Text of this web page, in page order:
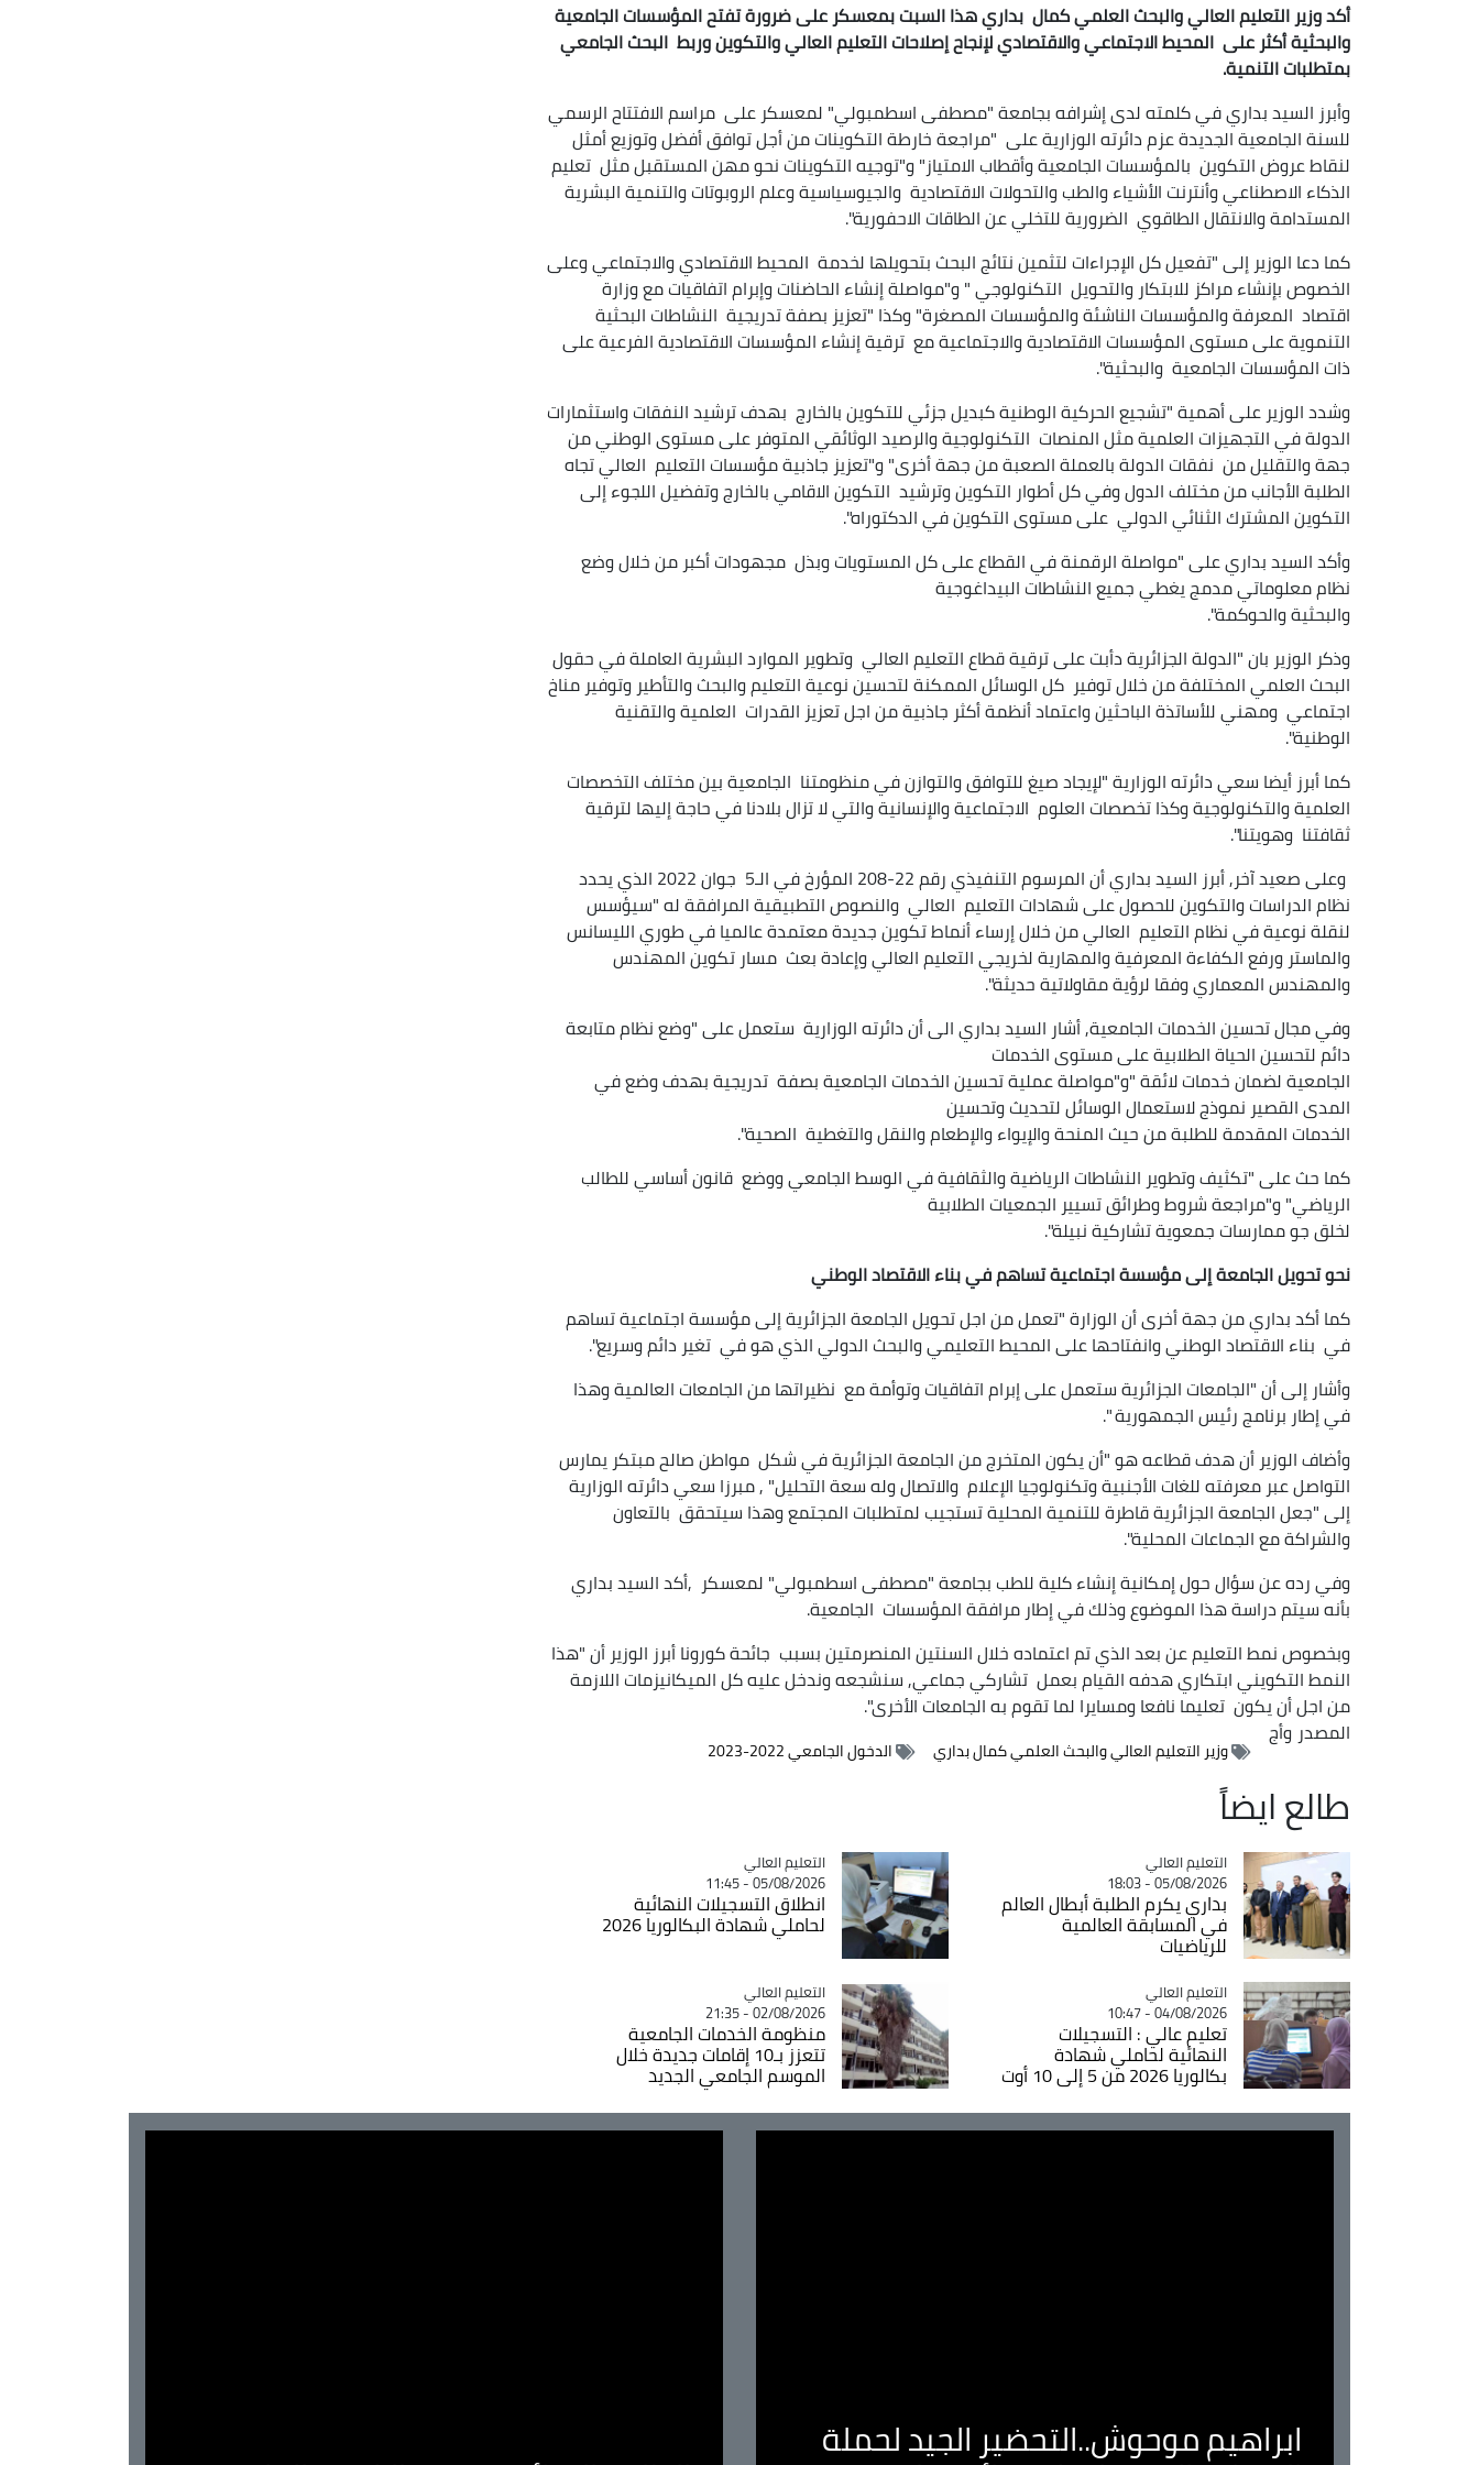
أكد وزير التعليم العالي والبحث العلمي كمال بداري هذا السبت بمعسكر على ضرورة تفتح المؤسسات الجامعية
والبحثية أكثر على المحيط الاجتماعي والاقتصادي لإنجاح إصلاحات التعليم العالي والتكوين وربط البحث الجامعي
بمتطلبات التنمية.
وأبرز السيد بداري في كلمته لدى إشرافه بجامعة "مصطفى اسطمبولي" لمعسكر على مراسم الافتتاح الرسمي
للسنة الجامعية الجديدة عزم دائرته الوزارية على "مراجعة خارطة التكوينات من أجل توافق أفضل وتوزيع أمثل
لنقاط عروض التكوين بالمؤسسات الجامعية وأقطاب الامتياز" و"توجيه التكوينات نحو مهن المستقبل مثل تعليم
الذكاء الاصطناعي وأنترنت الأشياء والطب والتحولات الاقتصادية والجيوسياسية وعلم الروبوتات والتنمية البشرية
المستدامة والانتقال الطاقوي الضرورية للتخلي عن الطاقات الاحفورية".
كما دعا الوزير إلى "تفعيل كل الإجراءات لتثمين نتائج البحث بتحويلها لخدمة المحيط الاقتصادي والاجتماعي وعلى
الخصوص بإنشاء مراكز للابتكار والتحويل التكنولوجي " و"مواصلة إنشاء الحاضنات وإبرام اتفاقيات مع وزارة
اقتصاد المعرفة والمؤسسات الناشئة والمؤسسات المصغرة" وكذا "تعزيز بصفة تدريجية النشاطات البحثية
التنموية على مستوى المؤسسات الاقتصادية والاجتماعية مع ترقية إنشاء المؤسسات الاقتصادية الفرعية على
ذات المؤسسات الجامعية والبحثية".
وشدد الوزير على أهمية "تشجيع الحركية الوطنية كبديل جزئي للتكوين بالخارج بهدف ترشيد النفقات واستثمارات
الدولة في التجهيزات العلمية مثل المنصات التكنولوجية والرصيد الوثائقي المتوفر على مستوى الوطني من
جهة والتقليل من نفقات الدولة بالعملة الصعبة من جهة أخرى" و"تعزيز جاذبية مؤسسات التعليم العالي تجاه
الطلبة الأجانب من مختلف الدول وفي كل أطوار التكوين وترشيد التكوين الاقامي بالخارج وتفضيل اللجوء إلى
التكوين المشترك الثنائي الدولي على مستوى التكوين في الدكتوراه".
وأكد السيد بداري على "مواصلة الرقمنة في القطاع على كل المستويات وبذل مجهودات أكبر من خلال وضع
نظام معلوماتي مدمج يغطي جميع النشاطات البيداغوجية
والبحثية والحوكمة".
وذكر الوزير بان "الدولة الجزائرية دأبت على ترقية قطاع التعليم العالي وتطوير الموارد البشرية العاملة في حقول
البحث العلمي المختلفة من خلال توفير كل الوسائل الممكنة لتحسين نوعية التعليم والبحث والتأطير وتوفير مناخ
اجتماعي ومهني للأساتذة الباحثين واعتماد أنظمة أكثر جاذبية من اجل تعزيز القدرات العلمية والتقنية
الوطنية".
كما أبرز أيضا سعي دائرته الوزارية "لإيجاد صيغ للتوافق والتوازن في منظومتنا الجامعية بين مختلف التخصصات
العلمية والتكنولوجية وكذا تخصصات العلوم الاجتماعية والإنسانية والتي لا تزال بلادنا في حاجة إليها لترقية
ثقافتنا وهويتنا".
وعلى صعيد آخر, أبرز السيد بداري أن المرسوم التنفيذي رقم 22-208 المؤرخ في الـ5 جوان 2022 الذي يحدد
نظام الدراسات والتكوين للحصول على شهادات التعليم العالي والنصوص التطبيقية المرافقة له "سيؤسس
لنقلة نوعية في نظام التعليم العالي من خلال إرساء أنماط تكوين جديدة معتمدة عالميا في طوري الليسانس
والماستر ورفع الكفاءة المعرفية والمهارية لخريجي التعليم العالي وإعادة بعث مسار تكوين المهندس
والمهندس المعماري وفقا لرؤية مقاولاتية حديثة".
وفي مجال تحسين الخدمات الجامعية, أشار السيد بداري الى أن دائرته الوزارية ستعمل على "وضع نظام متابعة
دائم لتحسين الحياة الطلابية على مستوى الخدمات
الجامعية لضمان خدمات لائقة "و"مواصلة عملية تحسين الخدمات الجامعية بصفة تدريجية بهدف وضع في
المدى القصير نموذج لاستعمال الوسائل لتحديث وتحسين
الخدمات المقدمة للطلبة من حيث المنحة والإيواء والإطعام والنقل والتغطية الصحية".
كما حث على "تكثيف وتطوير النشاطات الرياضية والثقافية في الوسط الجامعي ووضع قانون أساسي للطالب
الرياضي" و"مراجعة شروط وطرائق تسيير الجمعيات الطلابية
لخلق جو ممارسات جمعوية تشاركية نبيلة".
نحو تحويل الجامعة إلى مؤسسة اجتماعية تساهم في بناء الاقتصاد الوطني
كما أكد بداري من جهة أخرى أن الوزارة "تعمل من اجل تحويل الجامعة الجزائرية إلى مؤسسة اجتماعية تساهم
في بناء الاقتصاد الوطني وانفتاحها على المحيط التعليمي والبحث الدولي الذي هو في تغير دائم وسريع".
وأشار إلى أن "الجامعات الجزائرية ستعمل على إبرام اتفاقيات وتوأمة مع نظيراتها من الجامعات العالمية وهذا
في إطار برنامج رئيس الجمهورية ".
وأضاف الوزير أن هدف قطاعه هو "أن يكون المتخرج من الجامعة الجزائرية في شكل مواطن صالح مبتكر يمارس
التواصل عبر معرفته للغات الأجنبية وتكنولوجيا الإعلام والاتصال وله سعة التحليل" , مبرزا سعي دائرته الوزارية
إلى "جعل الجامعة الجزائرية قاطرة للتنمية المحلية تستجيب لمتطلبات المجتمع وهذا سيتحقق بالتعاون
والشراكة مع الجماعات المحلية".
وفي رده عن سؤال حول إمكانية إنشاء كلية للطب بجامعة "مصطفى اسطمبولي" لمعسكر ,أكد السيد بداري
بأنه سيتم دراسة هذا الموضوع وذلك في إطار مرافقة المؤسسات الجامعية.
وبخصوص نمط التعليم عن بعد الذي تم اعتماده خلال السنتين المنصرمتين بسبب جائحة كورونا أبرز الوزير أن "هذا
النمط التكويني ابتكاري هدفه القيام بعمل تشاركي جماعي, سنشجعه وندخل عليه كل الميكانيزمات اللازمة
من اجل أن يكون تعليما نافعا ومسايرا لما تقوم به الجامعات الأخرى".
المصدر وأج
وزير التعليم العالي والبحث العلمي كمال بداري الدخول الجامعي 2022-2023
طالع ايضاً
Catégorie
التعليم العالي
05/08/2026 - 18:03
بداري يكرم الطلبة أبطال العالم
في المسابقة العالمية
للرياضيات
Catégorie
التعليم العالي
05/08/2026 - 11:45
انطلاق التسجيلات النهائية
لحاملي شهادة البكالوريا 2026
Catégorie
التعليم العالي
04/08/2026 - 10:47
تعليم عالي : التسجيلات
النهائية لحاملي شهادة
بكالوريا 2026 من 5 إلى 10 أوت
Catégorie
التعليم العالي
02/08/2026 - 21:35
منظومة الخدمات الجامعية
تتعزز بـ10 إقامات جديدة خلال
الموسم الجامعي الجديد
ابراهيم موحوش..التحضير الجيد لحملة